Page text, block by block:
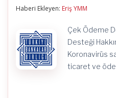
Haberi Ekleyen: Eriş YMM
Çek Ödeme
Desteği
Koronavirüs
ticaret ve